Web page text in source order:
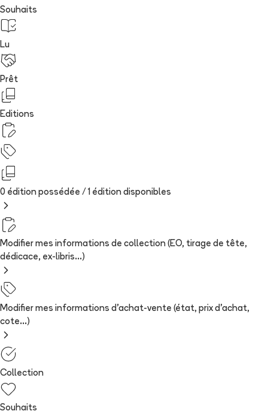
Souhaits
Lu
Prêt
Editions
0 édition possédée / 1 édition disponibles
Modifier mes informations de collection (EO, tirage de tête,
dédicace, ex-libris...)
Modifier mes informations d'achat-vente (état, prix d'achat,
cote...)
Collection
Souhaits